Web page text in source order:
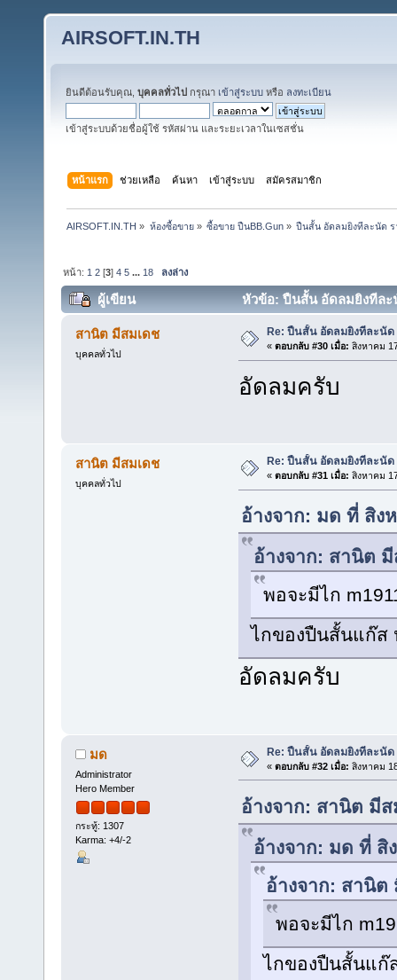
AIRSOFT.IN.TH
ยินดีต้อนรับคุณ, บุคคลทั่วไป กรุณา เข้าสู่ระบบ หรือ ลงทะเบียน
เข้าสู่ระบบด้วยชื่อผู้ใช้ รหัสผ่าน และระยะเวลาในเซสชั่น
หน้าแรก ช่วยเหลือ ค้นหา เข้าสู่ระบบ สมัครสมาชิก
AIRSOFT.IN.TH » ห้องซื้อขาย» ซื้อขาย ปืนBB.Gun» ปืนสั้น อัดลมยิงทีละนัด ร
หน้า: 1 2 [3]4 5 ... 18 ลงล่าง
ผู้เขียน หัวข้อ: ปืนสั้น อัดลมยิงทีละ
สานิต มีสมเดช
บุคคลทั่วไป
Re: ปืนสั้น อัดลมยิงทีละนัด
« ตอบกลับ #30 เมื่อ: สิงหาคม
อัดลมครับ
สานิต มีสมเดช
บุคคลทั่วไป
Re: ปืนสั้น อัดลมยิงทีละนัด
« ตอบกลับ #31 เมื่อ: สิงหาคม
อ้างจาก: มด ที่ สิง
อ้างจาก: สานิต
พอจะมีไก
ไกของปืนสั้นแก๊ส
อัดลมครับ
มด
Administrator
Hero Member
กระทู้: 1307
Karma: +4/-2
Re: ปืนสั้น อัดลมยิงทีละนัด
« ตอบกลับ #32 เมื่อ: สิงหาคม
อ้างจาก: สานิต มี
อ้างจาก: มด ที่ สิ
อ้างจาก: สานิต
พอจะมีไก
ไกของปืนสั้นแก๊